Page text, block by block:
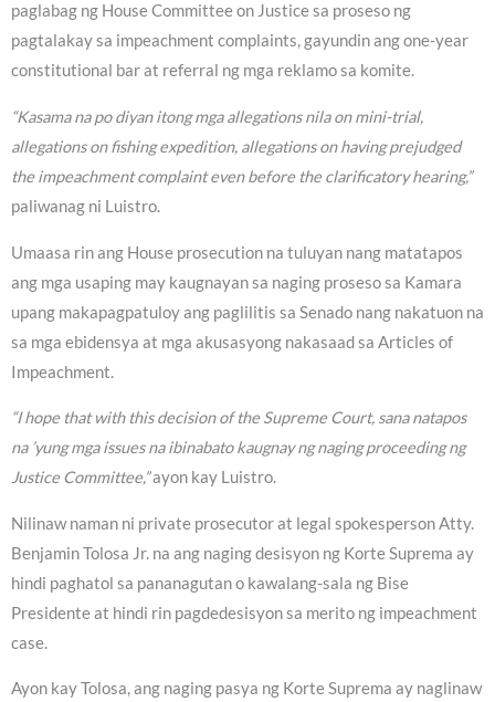
paglabag ng House Committee on Justice sa proseso ng
pagtalakay sa impeachment complaints, gayundin ang one-year
constitutional bar at referral ng mga reklamo sa komite.
“Kasama na po diyan itong mga allegations nila on mini-trial,
allegations on fishing expedition, allegations on having prejudged
the impeachment complaint even before the clarificatory hearing,”
paliwanag ni Luistro.
Umaasa rin ang House prosecution na tuluyan nang matatapos
ang mga usaping may kaugnayan sa naging proseso sa Kamara
upang makapagpatuloy ang paglilitis sa Senado nang nakatuon na
sa mga ebidensya at mga akusasyong nakasaad sa Articles of
Impeachment.
“I hope that with this decision of the Supreme Court, sana natapos
na ’yung mga issues na ibinabato kaugnay ng naging proceeding ng
Justice Committee,”ayon kay Luistro.
Nilinaw naman ni private prosecutor at legal spokesperson Atty.
Benjamin Tolosa Jr. na ang naging desisyon ng Korte Suprema ay
hindi paghatol sa pananagutan o kawalang-sala ng Bise
Presidente at hindi rin pagdedesisyon sa merito ng impeachment
case.
Ayon kay Tolosa, ang naging pasya ng Korte Suprema ay naglinaw